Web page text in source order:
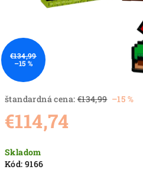
štandardná cena: €134,99 –15 %
€114,74
cena:
Skladom
Kód: 9166
€134,99
–15 %